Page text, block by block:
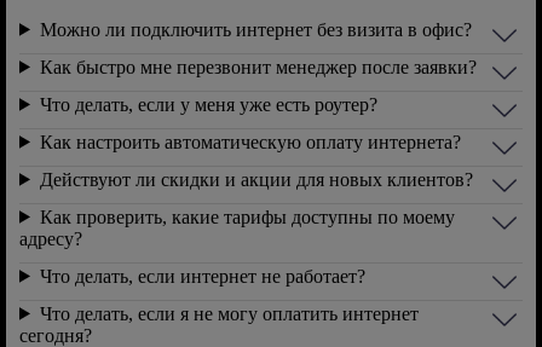
Можно ли подключить интернет без визита в офис?
Как быстро мне перезвонит менеджер после заявки?
Что делать, если у меня уже есть роутер?
Как настроить автоматическую оплату интернета?
Действуют ли скидки и акции для новых клиентов?
Как проверить, какие тарифы доступны по моему
адресу?
Что делать, если интернет не работает?
Что делать, если я не могу оплатить интернет
сегодня?